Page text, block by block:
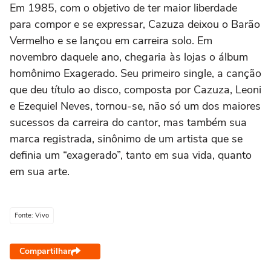
Em 1985, com o objetivo de ter maior liberdade
para compor e se expressar, Cazuza deixou o Barão
Vermelho e se lançou em carreira solo. Em
novembro daquele ano, chegaria às lojas o álbum
homônimo Exagerado. Seu primeiro single, a canção
que deu título ao disco, composta por Cazuza, Leoni
e Ezequiel Neves, tornou-se, não só um dos maiores
sucessos da carreira do cantor, mas também sua
marca registrada, sinônimo de um artista que se
definia um “exagerado”, tanto em sua vida, quanto
em sua arte.
Fonte: Vivo
Compartilhar